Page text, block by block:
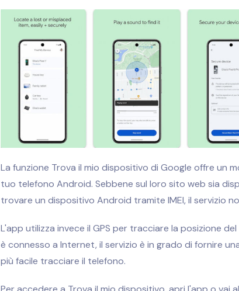
La funzione Trova il mio dispositivo di Google offre un
tuo telefono Android. Sebbene sul loro sito web sia
trovare un dispositivo Android tramite IMEI, il servizio
L'app utilizza invece il GPS per tracciare la posizione
è connesso a Internet, il servizio è in grado di fornire
più facile tracciare il telefono.